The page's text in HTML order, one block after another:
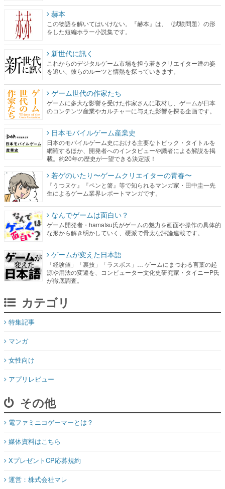
赫本
この物語を解いてはいけない。『赫本』は、〈試験問題〉の形
をした短編ホラー小説集です。
新世代に訊く
これからのデジタルゲーム市場を担う若きクリエイター達の姿
を追い、彼らのルーツと情熱を探っていきます。
ゲーム世代の作家たち
ゲームに多大な影響を受けた作家さんに取材し、ゲームが日本
のコンテンツ産業やカルチャーに与えた影響を探る企画です。
日本モバイルゲーム産業史
日本のモバイルゲーム史における主要なトピック・タイトルを
網羅するほか、開発者へのインタビューや識者による解説を掲
載。約20年の歴史が一望できる決定版！
若ゲのいたり〜ゲームクリエイターの青春〜
『うつヌケ』『ペンと箸』等で知られるマンガ家・田中圭一先
生によるゲーム業界レポートマンガです。
なんでゲームは面白い？
ゲーム開発者・hamatsu氏がゲームの魅力を画面や操作の具体的
な形から解き明かしていく、硬派で骨太な評論連載です。
ゲームが変えた日本語
「経験値」「裏技」「ラスボス」… ゲームにまつわる言葉の起
源や用法の変遷を、コンピューター文化史研究家・タイニーP氏
が徹底調査。
カテゴリ
特集記事
マンガ
女性向け
アプリレビュー
その他
電ファミニコゲーマーとは？
媒体資料はこちら
XプレゼントCP応募規約
運営：株式会社マレ